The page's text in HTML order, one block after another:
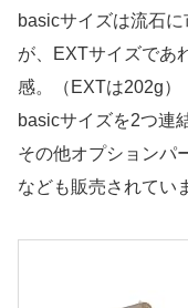
basicサイズは流石
が、EXTサイズであ
感。（EXTは202g）
basicサイズを2つ連
その他オプションパ
なども販売されてい